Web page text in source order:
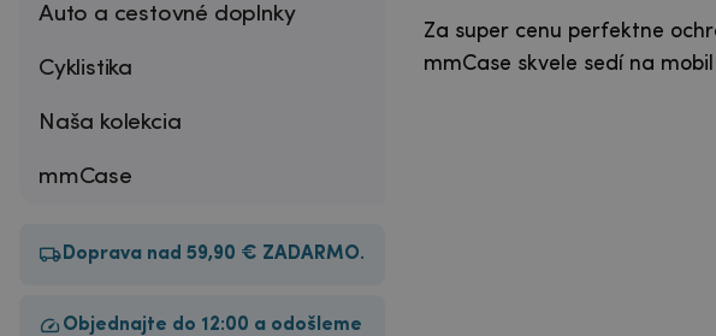
Auto a cestovné doplnky
Cyklistika
Naša kolekcia
mmCase
Doprava nad 59,90 € ZADARMO.
Objednajte do 12:00 a odošleme
Za super cenu perfektne
mmCase skvele sedí na